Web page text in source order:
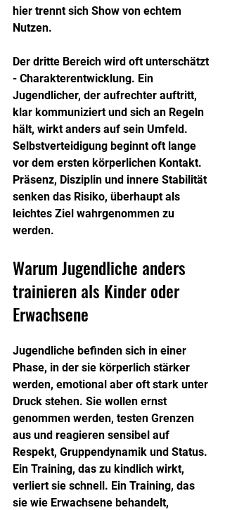
hier trennt sich Show von echtem
Nutzen.
Der dritte Bereich wird oft unterschätzt
- Charakterentwicklung. Ein
Jugendlicher, der aufrechter auftritt,
klar kommuniziert und sich an Regeln
hält, wirkt anders auf sein Umfeld.
Selbstverteidigung beginnt oft lange
vor dem ersten körperlichen Kontakt.
Präsenz, Disziplin und innere Stabilität
senken das Risiko, überhaupt als
leichtes Ziel wahrgenommen zu
werden.
Warum Jugendliche anders
trainieren als Kinder oder
Erwachsene
Jugendliche befinden sich in einer
Phase, in der sie körperlich stärker
werden, emotional aber oft stark unter
Druck stehen. Sie wollen ernst
genommen werden, testen Grenzen
aus und reagieren sensibel auf
Respekt, Gruppendynamik und Status.
Ein Training, das zu kindlich wirkt,
verliert sie schnell. Ein Training, das
sie wie Erwachsene behandelt,